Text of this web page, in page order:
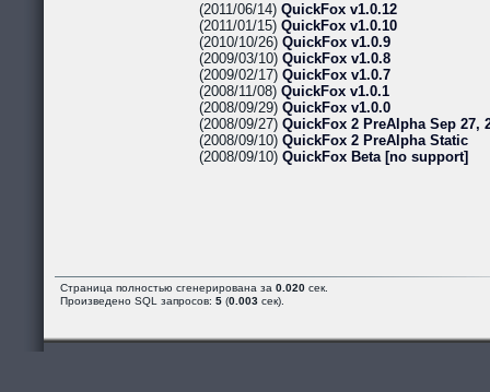
(2011/06/14) QuickFox v1.0.12
(2011/01/15) QuickFox v1.0.10
(2010/10/26) QuickFox v1.0.9
(2009/03/10) QuickFox v1.0.8
(2009/02/17) QuickFox v1.0.7
(2008/11/08) QuickFox v1.0.1
(2008/09/29) QuickFox v1.0.0
(2008/09/27) QuickFox 2 PreAlpha Sep 27,
(2008/09/10) QuickFox 2 PreAlpha Static
(2008/09/10) QuickFox Beta [no support]
Страница полностью сгенерирована за 0.020 сек.
Произведено SQL запросов: 5 (0.003 сек).